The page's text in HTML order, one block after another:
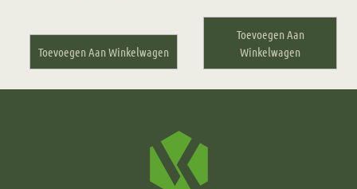
Toevoegen Aan Winkelwagen
Toevoegen Aan
Winkelwagen